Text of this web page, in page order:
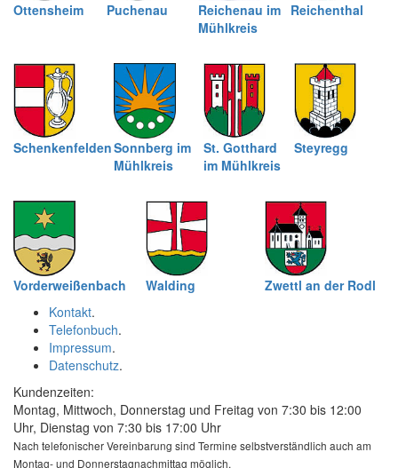
Ottensheim Puchenau
Reichenau im
Mühlkreis
Reichenthal
SchenkenfeldenSonnberg im
Mühlkreis
St. Gotthard
im Mühlkreis
Steyregg
Vorderweißenbach Walding
Zwettl an der Rodl
Kontakt.
Telefonbuch.
Impressum.
Datenschutz.
Kundenzeiten:
Montag, Mittwoch, Donnerstag und Freitag von 7:30 bis 12:00
Uhr, Dienstag von 7:30 bis 17:00 Uhr
Nach telefonischer Vereinbarung sind Termine selbstverständlich auch am
Montag- und Donnerstagnachmittag möglich.